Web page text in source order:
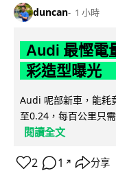
duncan 1 小時
Audi 最慳
彩造型曝光
Audi 呢部新車，能耗
至0.24，每百公里只
閱讀全文
2 1 ↗ 分享